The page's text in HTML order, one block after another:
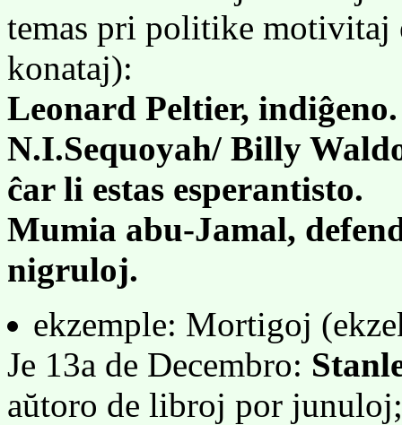
temas pri politike
konataj):
Leonard Peltier, indiĝeno.
N.I.Sequoyah/ Billy
ĉar li estas esperantisto.
Mumia abu-Jamal,
nigruloj.
ekzemple: Mortigoj
Je 13a de Decembro:
aŭtoro de libroj por